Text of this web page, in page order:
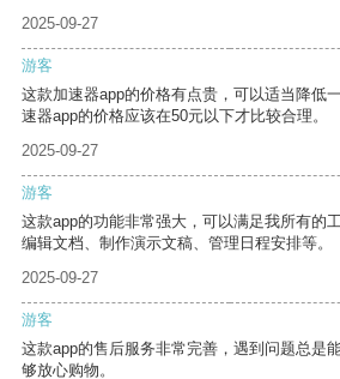
2025-09-27
游客
这款加速器app的价格有点贵，可以适当降低
速器app的价格应该在50元以下才比较合理。
2025-09-27
游客
这款app的功能非常强大，可以满足我所有的
编辑文档、制作演示文稿、管理日程安排等。
2025-09-27
游客
这款app的售后服务非常完善，遇到问题总是
够放心购物。